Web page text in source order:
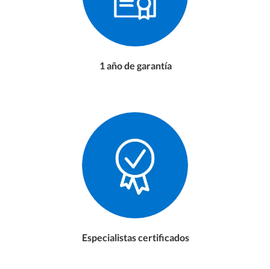
1 año de garantía
Especialistas certificados